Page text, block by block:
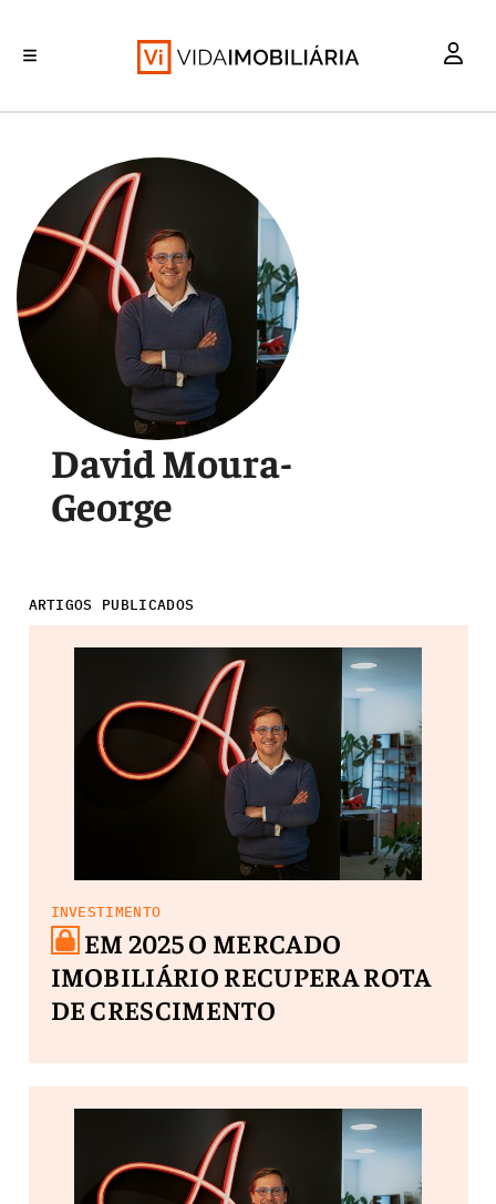
David Moura-
George
ARTIGOS PUBLICADOS
INVESTIMENTO
EM 2025 O MERCADO
IMOBILIÁRIO RECUPERA ROTA
DE CRESCIMENTO